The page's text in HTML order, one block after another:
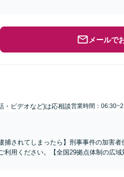
メールで
・ビデオなど)は応相談営業時間：
捕されてしまったら】刑事事件の加害
利用ください。【全国29拠点体制の広